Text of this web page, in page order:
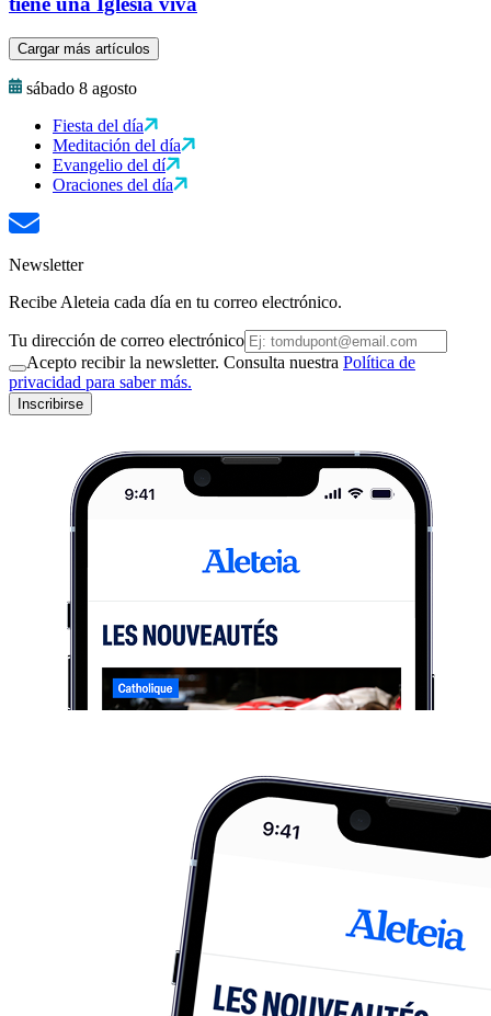
Cargar más artículos
sábado 8 agosto
Fiesta del día
Meditación del día
Evangelio del dí
Oraciones del día
Newsletter
Recibe Aleteia cada día en tu correo electrónico.
Tu dirección de correo electrónico
Acepto recibir la newsletter. Consulta nuestra Política de
privacidad para saber más.
Inscribirse